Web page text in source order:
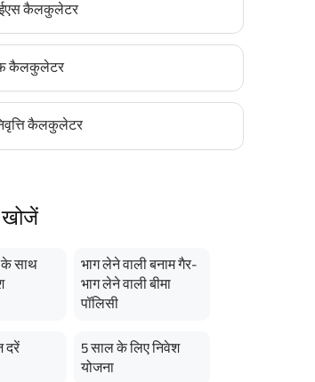
कैलकुलेटर
कैलकुलेटर
कैलकुलेटर
खोजें
के साथ
भाग लेने वाली बनाम गैर-
भाग लेने वाली बीमा
पॉलिसी
दरें
5 साल के लिए निवेश
योजना